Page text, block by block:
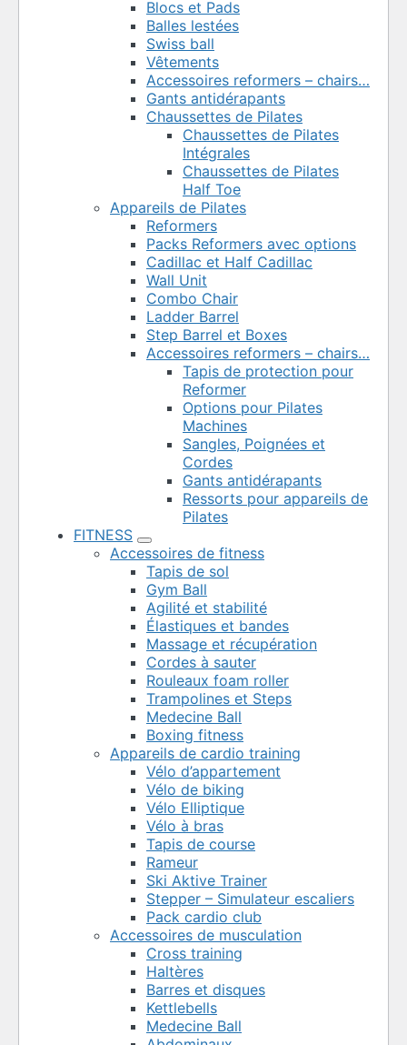
Blocs et Pads
Balles lestées
Swiss ball
Vêtements
Accessoires reformers – chairs…
Gants antidérapants
Chaussettes de Pilates
Chaussettes de Pilates
Intégrales
Chaussettes de Pilates
Half Toe
Appareils de Pilates
Reformers
Packs Reformers avec options
Cadillac et Half Cadillac
Wall Unit
Combo Chair
Ladder Barrel
Step Barrel et Boxes
Accessoires reformers – chairs…
Tapis de protection pour
Reformer
Options pour Pilates
Machines
Sangles, Poignées et
Cordes
Gants antidérapants
Ressorts pour appareils de
Pilates
FITNESS
Accessoires de fitness
Tapis de sol
Gym Ball
Agilité et stabilité
Élastiques et bandes
Massage et récupération
Cordes à sauter
Rouleaux foam roller
Trampolines et Steps
Medecine Ball
Boxing fitness
Appareils de cardio training
Vélo d’appartement
Vélo de biking
Vélo Elliptique
Vélo à bras
Tapis de course
Rameur
Ski Aktive Trainer
Stepper – Simulateur escaliers
Pack cardio club
Accessoires de musculation
Cross training
Haltères
Barres et disques
Kettlebells
Medecine Ball